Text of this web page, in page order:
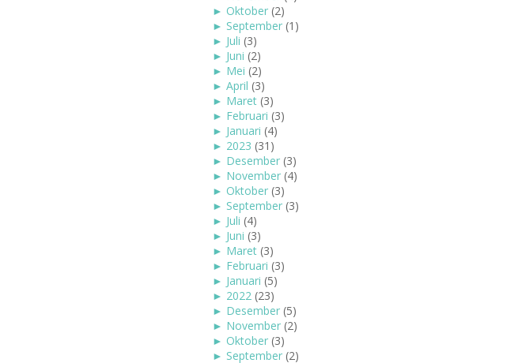
► Oktober (2)
► September (1)
► Juli (3)
► Juni (2)
► Mei (2)
► April (3)
► Maret (3)
► Februari (3)
► Januari (4)
► 2023 (31)
► Desember (3)
► November (4)
► Oktober (3)
► September (3)
► Juli (4)
► Juni (3)
► Maret (3)
► Februari (3)
► Januari (5)
► 2022 (23)
► Desember (5)
► November (2)
► Oktober (3)
► September (2)